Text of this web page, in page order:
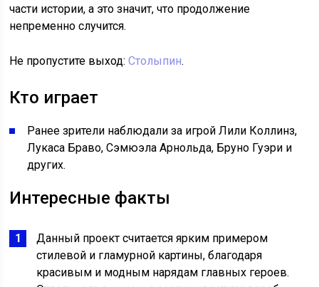
части истории, а это значит, что продолжение
непременно случится.
Не пропустите выход:Столыпин.
Кто играет
Ранее зрители наблюдали за игрой Лили Коллинз,
Лукаса Браво, Сэмюэла Арнольда, Бруно Гуэри и
других.
Интересные факты
Данный проект считается ярким примером
стилевой и гламурной картины, благодаря
красивым и модным нарядам главных героев.